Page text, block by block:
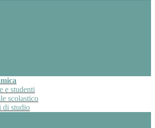
e studenti
scolastico
di studio